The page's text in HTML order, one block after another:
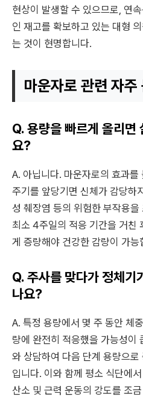
현상이 발생할 수 있으므로, 연
인 재고를 확보하고 있는 대형
는 것이 현명합니다.
마운자로 관련 자
Q. 용량을 빠르게 올리면
요?
A. 아닙니다. 마운자로의 효과
주기를 앞당기면 신체가 감당하
성 췌장염 등의 위험한 부작용을
최소 4주일의 적응 기간을 거친
게 증량해야 건강한 감량이 가능
Q. 주사를 맞다가 정체기
나요?
A. 특정 용량에서 몇 주 동안 체
량에 완전히 적응했을 가능성이
와 상담하여 다음 단계 용량으
입니다. 이와 함께 평소 식단에
산소 및 근력 운동의 강도를 조